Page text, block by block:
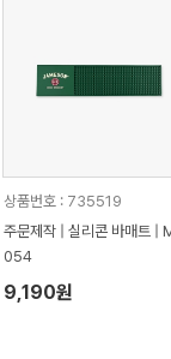
상품번호 : 735519
주문제작 | 실리콘 바매트 |
054
9,190원